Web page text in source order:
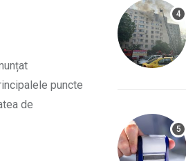
puncte
de